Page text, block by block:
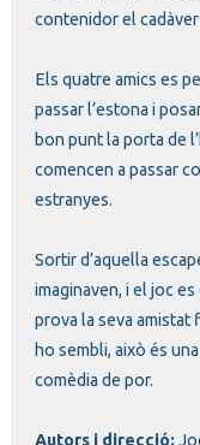
contenidor el cadàver
Els quatre amics es
passar l’estona i
bon punt la porta de
comencen a passar
estranyes.
Sortir d’aquella
imaginaven, i el joc
prova la seva amistat
ho sembli, això és
comèdia de por.
Autors i direcció: